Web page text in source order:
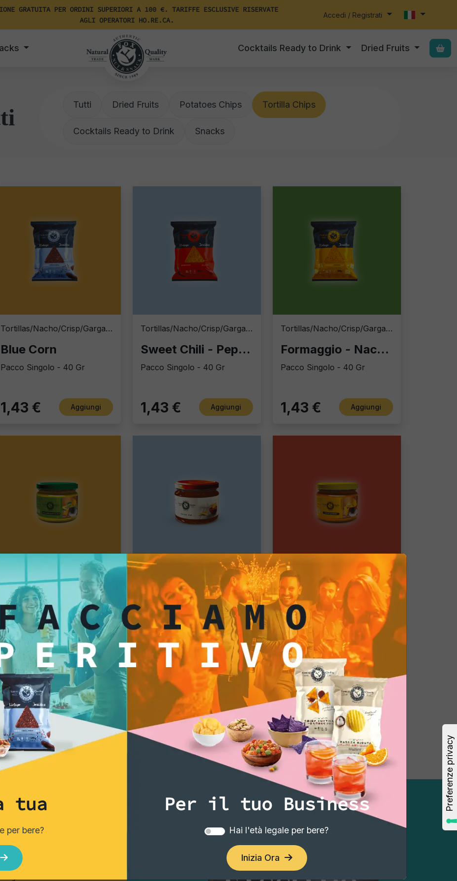
GRATUITA PER ORDINI SUPERIORI A 100 €. TARIFFE ESCLUSIVE RISERVATE
AGLI OPERATORI HO.RE.CA.
Accedi / Registrati
Cocktails Ready to Drink Dried Fruits
Tutti Dried Fruits Potatoes Chips Tortilla Chips
Cocktails Ready to Drink Snacks
Tortillas/Nacho/Crisp/Garganelli
Blue Corn
Pacco Singolo - 40 Gr
1,43 € Aggiungi
Tortillas/Nacho/Crisp/Garganelli
Sweet Chili - Peperoncino Dolce
Pacco Singolo - 40 Gr
1,43 € Aggiungi
Tortillas/Nacho/Crisp/Garganelli
Formaggio - Nacho Cheese
Pacco Singolo - 40 Gr
1,43 € Aggiungi
Dip Sauces
Salsa Guacamole glass jar
Pacco singolo
4,35 € Aggiungi
Dip Sauces
Salsa Dip glass jar
Pacco singolo
3,47 € Aggiungi
Dip Sauces
Salsa Cheese
Pacco singolo
4,35 € Aggiungi
tua
per bere?
Per il tuo Business
Hai l'età legale per bere?
Inizia Ora